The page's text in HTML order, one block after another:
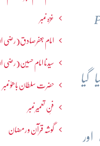
گیا
غزہ نمبر
امام جعفرصادق(رضی
سیدنا امام حسین(رضی
حضرت سلطان باھوؒ نمبر
فنِ تعمیر نمبر
گوشہ قرآن و رمضان